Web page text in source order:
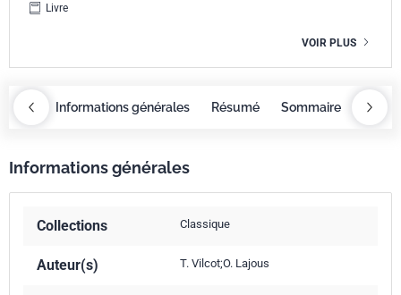
Livre
VOIR PLUS
Informations générales Résumé Sommaire
Informations générales
Collections Classique
Auteur(s) T. Vilcot;O. Lajous